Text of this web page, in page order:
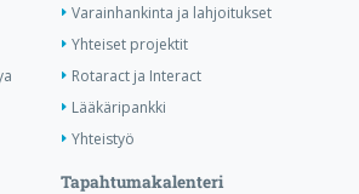
Varainhankinta ja lahjoitukset
Yhteiset projektit
Rotaract ja Interact
Lääkäripankki
Yhteistyö
Tapahtumakalenteri